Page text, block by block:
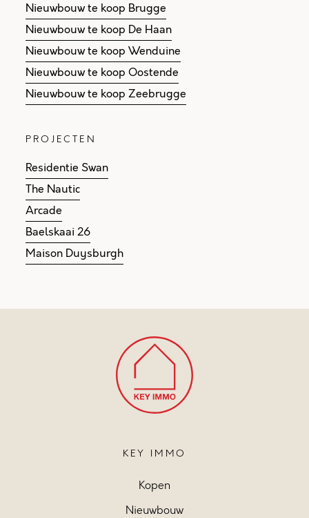
Nieuwbouw te koop Brugge
Nieuwbouw te koop De Haan
Nieuwbouw te koop Wenduine
Nieuwbouw te koop Oostende
Nieuwbouw te koop Zeebrugge
PROJECTEN
Residentie Swan
The Nautic
Arcade
Baelskaai 26
Maison Duysburgh
KEY IMMO
Kopen
Nieuwbouw